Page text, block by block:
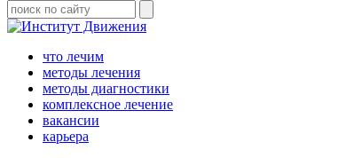
что лечим
методы лечения
методы диагностики
комплексное лечение
вакансии
карьера